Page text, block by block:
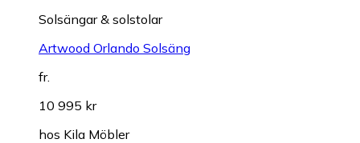
Solsängar & solstolar
Artwood Orlando Solsäng
fr.
10 995 kr
hos Kila Möbler